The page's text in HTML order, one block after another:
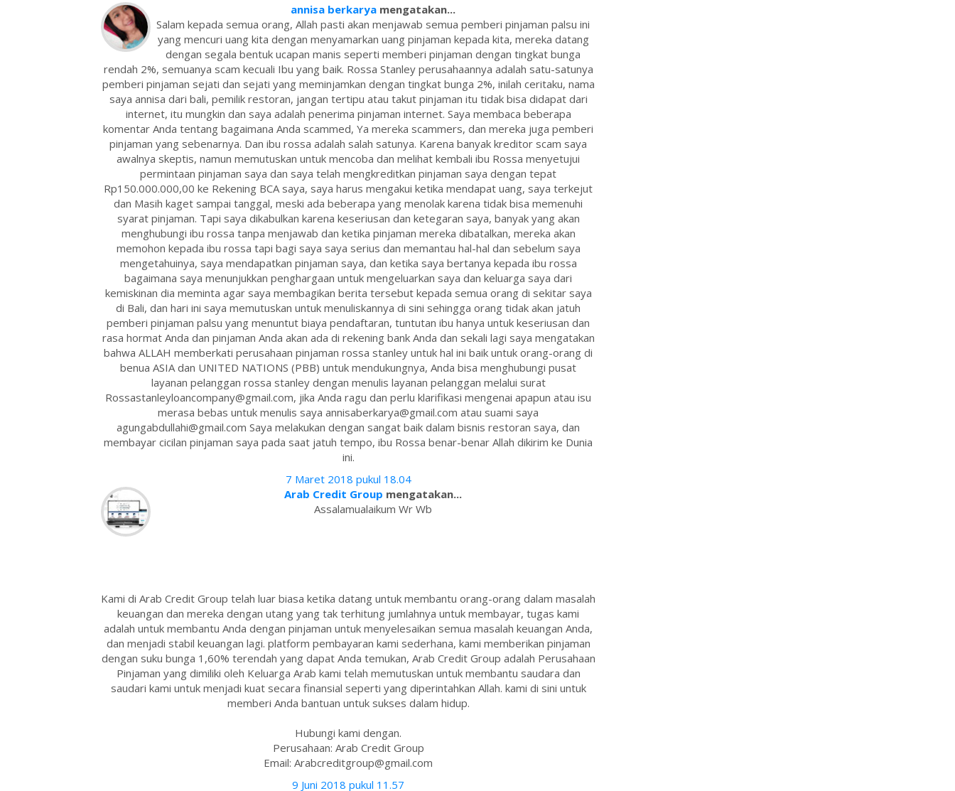
annisa berkarya mengatakan...
Salam kepada semua orang, Allah pasti akan menjawab semua pemberi pinjaman palsu ini
yang mencuri uang kita dengan menyamarkan uang pinjaman kepada kita, mereka datang
dengan segala bentuk ucapan manis seperti memberi pinjaman dengan tingkat bunga
rendah 2%, semuanya scam kecuali Ibu yang baik. Rossa Stanley perusahaannya adalah satu-satunya
pemberi pinjaman sejati dan sejati yang meminjamkan dengan tingkat bunga 2%, inilah ceritaku, nama
saya annisa dari bali, pemilik restoran, jangan tertipu atau takut pinjaman itu tidak bisa didapat dari
internet, itu mungkin dan saya adalah penerima pinjaman internet. Saya membaca beberapa
komentar Anda tentang bagaimana Anda scammed, Ya mereka scammers, dan mereka juga pemberi
pinjaman yang sebenarnya. Dan ibu rossa adalah salah satunya. Karena banyak kreditor scam saya
awalnya skeptis, namun memutuskan untuk mencoba dan melihat kembali ibu Rossa menyetujui
permintaan pinjaman saya dan saya telah mengkreditkan pinjaman saya dengan tepat
Rp150.000.000,00 ke Rekening BCA saya, saya harus mengakui ketika mendapat uang, saya terkejut
dan Masih kaget sampai tanggal, meski ada beberapa yang menolak karena tidak bisa memenuhi
syarat pinjaman. Tapi saya dikabulkan karena keseriusan dan ketegaran saya, banyak yang akan
menghubungi ibu rossa tanpa menjawab dan ketika pinjaman mereka dibatalkan, mereka akan
memohon kepada ibu rossa tapi bagi saya saya serius dan memantau hal-hal dan sebelum saya
mengetahuinya, saya mendapatkan pinjaman saya, dan ketika saya bertanya kepada ibu rossa
bagaimana saya menunjukkan penghargaan untuk mengeluarkan saya dan keluarga saya dari
kemiskinan dia meminta agar saya membagikan berita tersebut kepada semua orang di sekitar saya
di Bali, dan hari ini saya memutuskan untuk menuliskannya di sini sehingga orang tidak akan jatuh
pemberi pinjaman palsu yang menuntut biaya pendaftaran, tuntutan ibu hanya untuk keseriusan dan
rasa hormat Anda dan pinjaman Anda akan ada di rekening bank Anda dan sekali lagi saya mengatakan
bahwa ALLAH memberkati perusahaan pinjaman rossa stanley untuk hal ini baik untuk orang-orang di
benua ASIA dan UNITED NATIONS (PBB) untuk mendukungnya, Anda bisa menghubungi pusat
layanan pelanggan rossa stanley dengan menulis layanan pelanggan melalui surat
Rossastanleyloancompany@gmail.com, jika Anda ragu dan perlu klarifikasi mengenai apapun atau isu
merasa bebas untuk menulis saya annisaberkarya@gmail.com atau suami saya
agungabdullahi@gmail.com Saya melakukan dengan sangat baik dalam bisnis restoran saya, dan
membayar cicilan pinjaman saya pada saat jatuh tempo, ibu Rossa benar-benar Allah dikirim ke Dunia
ini.
7 Maret 2018 pukul 18.04
Arab Credit Group mengatakan...
Assalamualaikum Wr Wb
Kami di Arab Credit Group telah luar biasa ketika datang untuk membantu orang-orang dalam masalah
keuangan dan mereka dengan utang yang tak terhitung jumlahnya untuk membayar, tugas kami
adalah untuk membantu Anda dengan pinjaman untuk menyelesaikan semua masalah keuangan Anda,
dan menjadi stabil keuangan lagi. platform pembayaran kami sederhana, kami memberikan pinjaman
dengan suku bunga 1,60% terendah yang dapat Anda temukan, Arab Credit Group adalah Perusahaan
Pinjaman yang dimiliki oleh Keluarga Arab kami telah memutuskan untuk membantu saudara dan
saudari kami untuk menjadi kuat secara finansial seperti yang diperintahkan Allah. kami di sini untuk
memberi Anda bantuan untuk sukses dalam hidup.
Hubungi kami dengan.
Perusahaan: Arab Credit Group
Email: Arabcreditgroup@gmail.com
9 Juni 2018 pukul 11.57